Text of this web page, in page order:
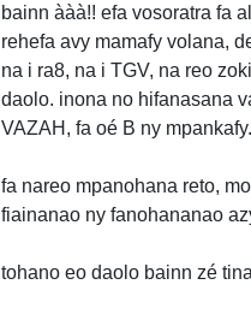
bainn ààà!! efa vosoratra fa
rehefa avy mamafy volana,
na i ra8, na i TGV, na reo
daolo. inona no hifanasana
VAZAH, fa oé B ny
fa nareo mpanohana reto,
fiainanao ny fanohananao
tohano eo daolo bainn zé